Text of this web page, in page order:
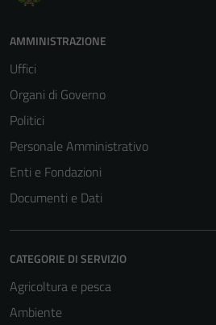
AMMINISTRAZIONE
Uffici
Organi di Governo
Politici
Personale Amministrativo
Enti e Fondazioni
Documenti e Dati
CATEGORIE DI SERVIZIO
Agricoltura e pesca
Ambiente